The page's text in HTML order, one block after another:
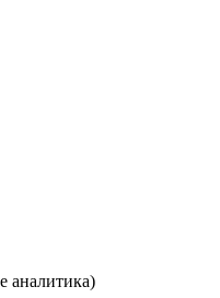
аналитика)